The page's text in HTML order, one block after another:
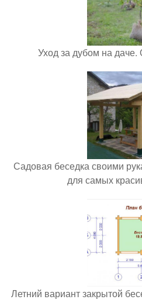
Уход за дубом на даче.
Садовая беседка своими
для самых
Летний вариант закрытой